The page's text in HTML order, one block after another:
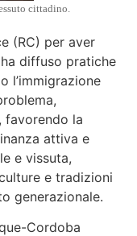
cittadino.
(RC) per aver
diffuso pratiche
l’immigrazione
favorendo la
attiva e
e vissuta,
e tradizioni
generazionale.
Cordoba